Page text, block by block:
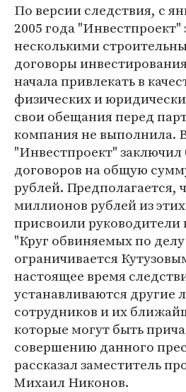
По версии следствия, с
2005 года "Инвестпроект"
несколькими
договоры
начала привлекать в
физических и
свои обещания перед
компания не выполнила. В
"Инвестпроект" заключил
договоров на общую
рублей. Предполагается,
миллионов рублей из
присвоили руководители
"Круг обвиняемых по
ограничивается
настоящее время
устанавливаются другие
сотрудников и их
которые могут быть
совершению данного
рассказал заместитель
Михаил Никонов.